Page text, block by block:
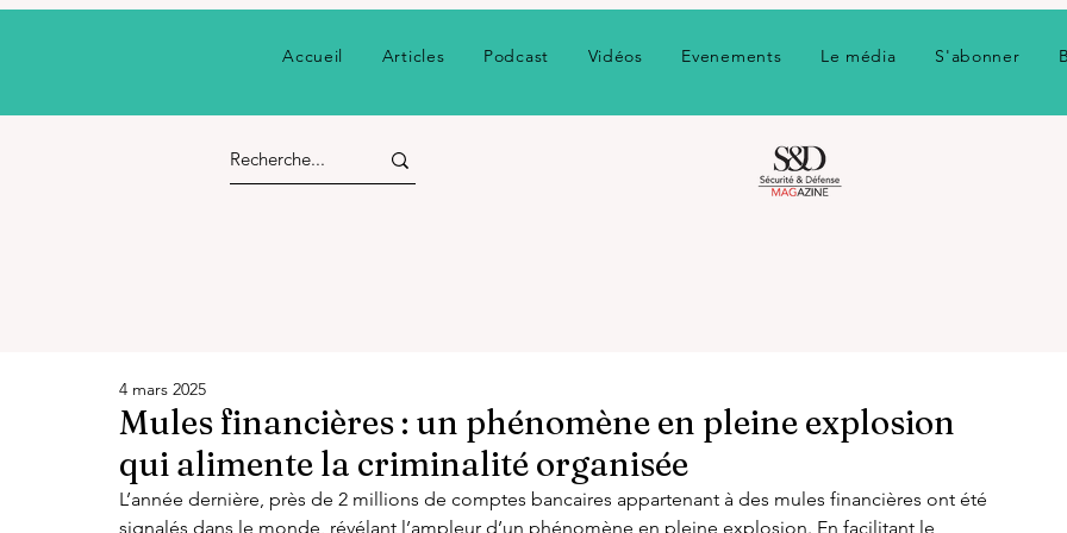
Accueil Articles Podcast Vidéos Evenements Le média S'abonner
Mules financières : un phénomène en pleine explosion
qui alimente la criminalité organisée
4 mars 2025
L’année dernière, près de 2 millions de comptes bancaires appartenant à des mules financières ont été
signalés dans le monde, révélant l’ampleur d’un phénomène en pleine explosion. En facilitant le